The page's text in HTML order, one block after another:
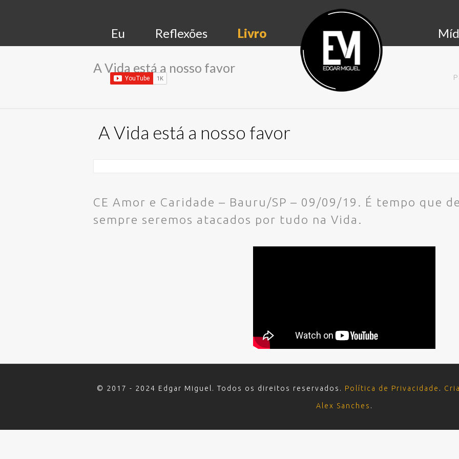
Eu Reflexões Livro
A Vida está a nosso favor
A Vida está a nosso favor
CE Amor e Caridade – Bauru/SP – 09/09/19. É tempo que
sempre seremos atacados por tudo na Vida.
© 2017 - 2024 Edgar Miguel. Todos os direitos reservados. Política de Privacidade .
Alex Sanches .